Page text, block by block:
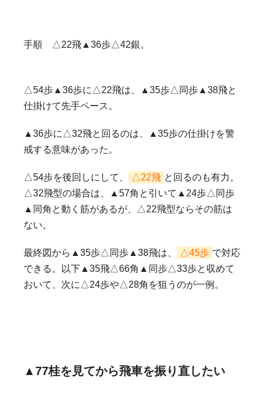
手順 △22飛▲36歩△42銀。
△54歩▲36歩に△22飛は、▲35歩△同歩▲38飛と
仕掛けて先手ペース。
▲36歩に△32飛と回るのは、▲35歩の仕掛けを警
戒する意味があった。
△54歩を後回しにして、 △22飛 と回るのも有力。
△32飛型の場合は、▲57角と引いて▲24歩△同歩
▲同角と動く筋があるが、△22飛型ならその筋は
ない。
最終図から▲35歩△同歩▲38飛は、 △45歩 で対応
できる。以下▲35飛△66角▲同歩△33歩と収めて
おいて、次に△24歩や△28角を狙うのが一例。
▲77桂を見てから飛車を振り直したい